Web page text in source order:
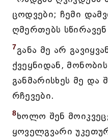
ცოდვები; ჩემი
ღმერთებს
7განა მე არ
ქვეყნიდან,
განმარისხეს მე და
რჩევები.
8ხოლო შენ
ყოველგვარი